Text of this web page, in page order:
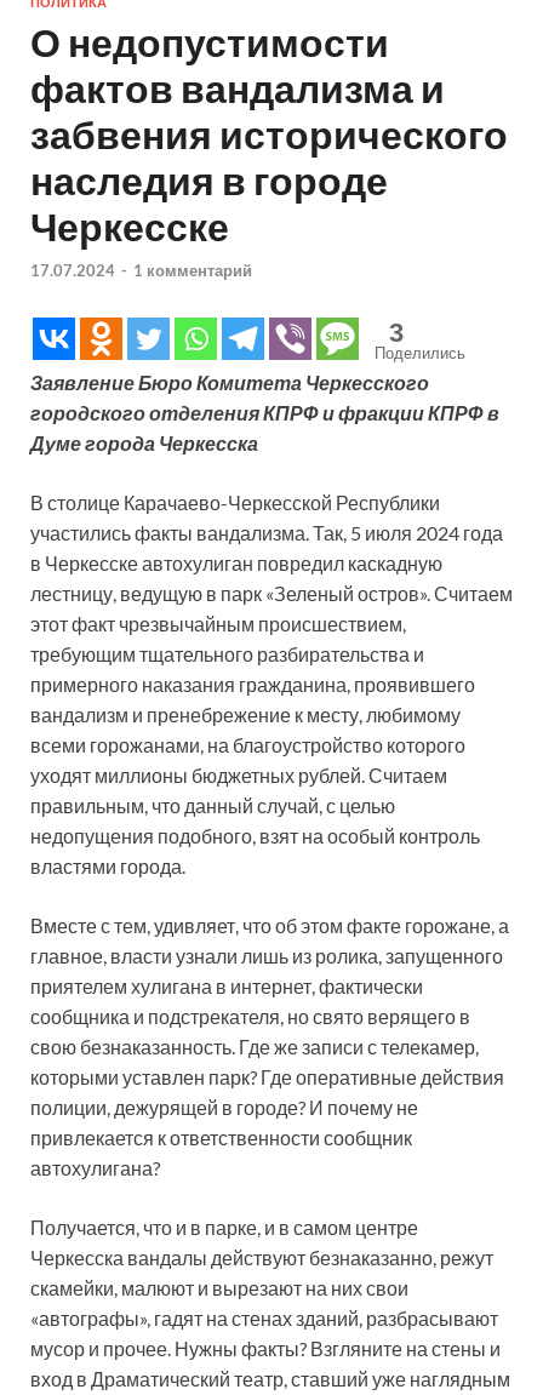
О недопустимости
фактов вандализма и
забвения исторического
наследия в городе
Черкесске
17.07.2024 - 1 комментарий
3
Поделились
Заявление Бюро Комитета Черкесского
городского отделения КПРФ и фракции КПРФ в
Думе города Черкесска
В столице Карачаево-Черкесской Республики
участились факты вандализма. Так, 5 июля 2024 года
в Черкесске автохулиган повредил каскадную
лестницу, ведущую в парк «Зеленый остров». Считаем
этот факт чрезвычайным происшествием,
требующим тщательного разбирательства и
примерного наказания гражданина, проявившего
вандализм и пренебрежение к месту, любимому
всеми горожанами, на благоустройство которого
уходят миллионы бюджетных рублей. Считаем
правильным, что данный случай, с целью
недопущения подобного, взят на особый контроль
властями города.
Вместе с тем, удивляет, что об этом факте горожане, а
главное, власти узнали лишь из ролика, запущенного
приятелем хулигана в интернет, фактически
сообщника и подстрекателя, но свято верящего в
свою безнаказанность. Где же записи с телекамер,
которыми уставлен парк? Где оперативные действия
полиции, дежурящей в городе? И почему не
привлекается к ответственности сообщник
автохулигана?
Получается, что и в парке, и в самом центре
Черкесска вандалы действуют безнаказанно, режут
скамейки, малюют и вырезают на них свои
«автографы», гадят на стенах зданий, разбрасывают
мусор и прочее. Нужны факты? Взгляните на стены и
вход в Драматический театр, ставший уже наглядным